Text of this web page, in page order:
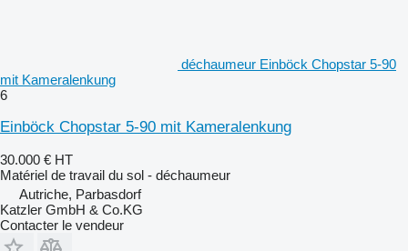
déchaumeur Einböck Chopstar 5-90
mit Kameralenkung
6
Einböck Chopstar 5-90 mit Kameralenkung
30.000 € HT
Matériel de travail du sol - déchaumeur
Autriche, Parbasdorf
Katzler GmbH & Co.KG
Contacter le vendeur